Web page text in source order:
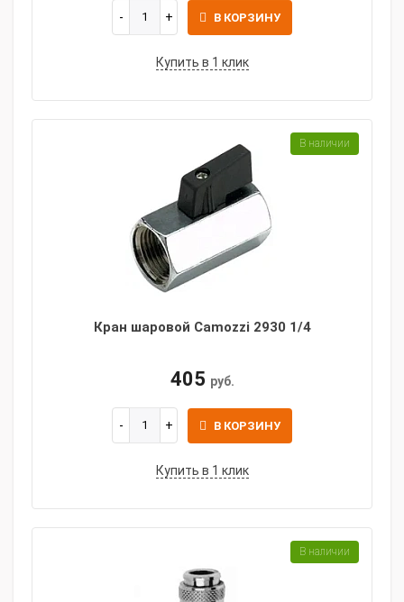
В КОРЗИНУ
Купить в 1 клик
Кран шаровой Camozzi 2930 1/4
405 руб.
В КОРЗИНУ
Купить в 1 клик
В наличии
В наличии